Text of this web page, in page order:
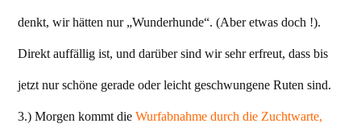
denkt, wir hätten nur „Wunderhunde“. (Aber etwas doch !).
Direkt auffällig ist, und darüber sind wir sehr erfreut, dass bis
jetzt nur schöne gerade oder leicht geschwungene Ruten sind.
3.) Morgen kommt die Wurfabnahme durch die Zuchtwarte,